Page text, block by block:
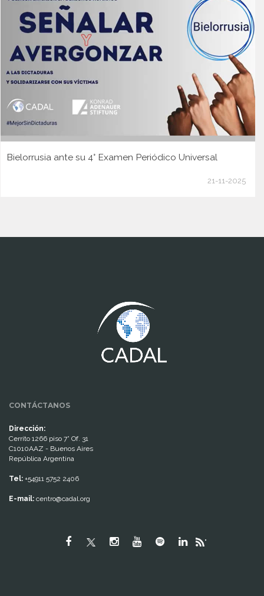
Bielorrusia ante su 4° Examen Periódico Universal
21-11-2025
CONTÁCTANOS
Dirección:
Cerrito 1266 piso 7° Of. 31
C1010AAZ - Buenos Aires
República Argentina
Tel: +54911 5752 2406
E-mail: centro@cadal.org
"